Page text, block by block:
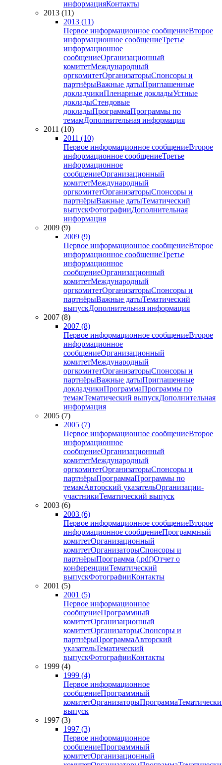
информацияКонтакты
2013 (11)
2013 (11)
Первое информационное сообщениеВторое
информационное сообщениеТретье
информационное
сообщениеОрганизационный
комитетМеждународный
оргкомитетОрганизаторыСпонсоры и
партнёрыВажные датыПриглашенные
докладчикиПленарные докладыУстные
докладыСтендовые
докладыПрограммаПрограммы по
темамДополнительная информация
2011 (10)
2011 (10)
Первое информационное сообщениеВторое
информационное сообщениеТретье
информационное
сообщениеОрганизационный
комитетМеждународный
оргкомитетОрганизаторыСпонсоры и
партнёрыВажные датыТематический
выпускФотографииДополнительная
информация
2009 (9)
2009 (9)
Первое информационное сообщениеВторое
информационное сообщениеТретье
информационное
сообщениеОрганизационный
комитетМеждународный
оргкомитетОрганизаторыСпонсоры и
партнёрыВажные датыТематический
выпускДополнительная информация
2007 (8)
2007 (8)
Первое информационное сообщениеВторое
информационное
сообщениеОрганизационный
комитетМеждународный
оргкомитетОрганизаторыСпонсоры и
партнёрыВажные датыПриглашенные
докладчикиПрограммаПрограммы по
темамТематический выпускДополнительная
информация
2005 (7)
2005 (7)
Первое информационное сообщениеВторое
информационное
сообщениеОрганизационный
комитетМеждународный
оргкомитетОрганизаторыСпонсоры и
партнёрыПрограммаПрограммы по
темамАвторский указательОрганизации-
участникиТематический выпуск
2003 (6)
2003 (6)
Первое информационное сообщениеВторое
информационное сообщениеПрограммный
комитетОрганизационный
комитетОрганизаторыСпонсоры и
партнёрыПрограмма (.pdf)Отчет о
конференцииТематический
выпускФотографииКонтакты
2001 (5)
2001 (5)
Первое информационное
сообщениеПрограммный
комитетОрганизационный
комитетОрганизаторыСпонсоры и
партнёрыПрограммаАвторский
указательТематический
выпускФотографииКонтакты
1999 (4)
1999 (4)
Первое информационное
сообщениеПрограммный
комитетОрганизаторыПрограмма
выпуск
1997 (3)
1997 (3)
Первое информационное
сообщениеПрограммный
комитетОрганизационный